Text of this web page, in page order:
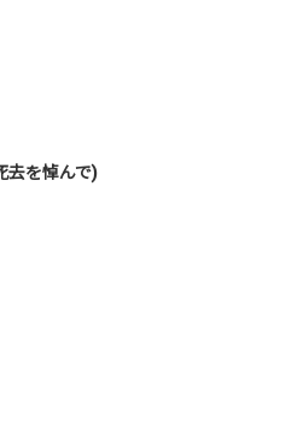
去を悼んで)